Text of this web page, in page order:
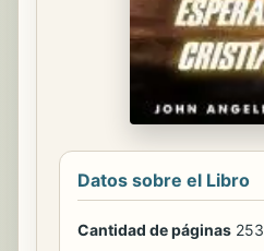
Datos sobre el Libro
Cantidad de páginas 253